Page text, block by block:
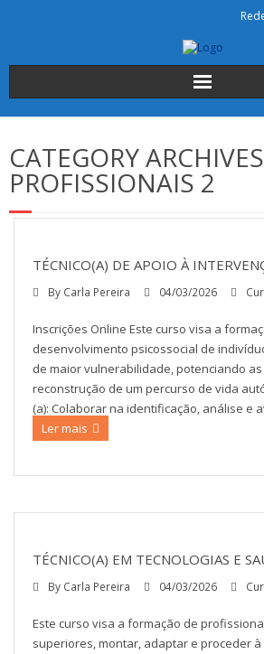
Início
Institucional
Cursos
Alunos
INSCRIÇÕES
Contactos
CATEGORY
PROFISSIONAIS 2
TÉCNICO(A) DE APOIO À
By Carla Pereira 04/03/2026
Inscrições Online Este curso visa a
desenvolvimento psicossocial de
de maior vulnerabilidade, potenciando
reconstrução de um percurso de vida
(a): Colaborar na identificação, análise e
Ler mais
TÉCNICO(A) EM TECNOLOGIAS E
By Carla Pereira 04/03/2026
Este curso visa a formação de
superiores, montar, adaptar e proceder